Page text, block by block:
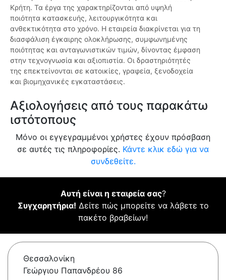
Κρήτη. Τα έργα της χαρακτηρίζονται από υψηλή
ποιότητα κατασκευής, λειτουργικότητα και
ανθεκτικότητα στο χρόνο. Η εταιρεία διακρίνεται για τη
διασφάλιση έγκαιρης ολοκλήρωσης, συμφωνημένης
ποιότητας και ανταγωνιστικών τιμών, δίνοντας έμφαση
στην τεχνογνωσία και αξιοπιστία. Οι δραστηριότητές
της επεκτείνονται σε κατοικίες, γραφεία, ξενοδοχεία
και βιομηχανικές εγκαταστάσεις.
Αξιολογήσεις από τους παρακάτω
ιστότοπους
Μόνο οι εγγεγραμμένοι χρήστες έχουν πρόσβαση
σε αυτές τις πληροφορίες. Κάντε κλικ εδώ για να
συνδεθείτε.
Αυτή είναι η εταιρεία σας?
Συγχαρητήρια! Δείτε πώς μπορείτε να λάβετε το
πακέτο βραβείων!
Θεσσαλονίκη
Γεώργιου Παπανδρέου 86